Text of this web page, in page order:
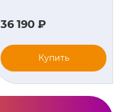
36 190 ₽
Купить